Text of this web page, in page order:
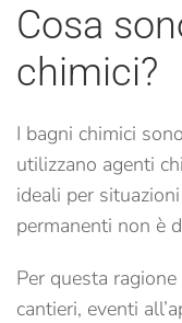
Cosa
chimici?
I bagni chimici sono
utilizzano agenti
ideali per
permanenti non è
Per questa
cantieri, eventi